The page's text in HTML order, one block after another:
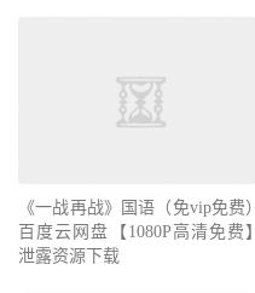
《一战再战》国语（免vip免费）
百度云网盘【1080P高清免费】
泄露资源下载